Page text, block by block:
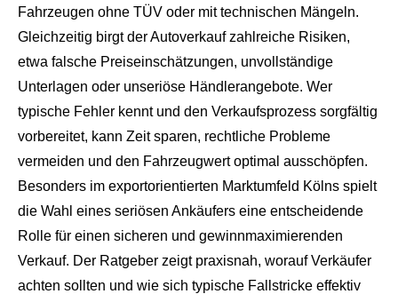
Fahrzeugen ohne TÜV oder mit technischen Mängeln.
Gleichzeitig birgt der Autoverkauf zahlreiche Risiken,
etwa falsche Preiseinschätzungen, unvollständige
Unterlagen oder unseriöse Händlerangebote. Wer
typische Fehler kennt und den Verkaufsprozess sorgfältig
vorbereitet, kann Zeit sparen, rechtliche Probleme
vermeiden und den Fahrzeugwert optimal ausschöpfen.
Besonders im exportorientierten Marktumfeld Kölns spielt
die Wahl eines seriösen Ankäufers eine entscheidende
Rolle für einen sicheren und gewinnmaximierenden
Verkauf. Der Ratgeber zeigt praxisnah, worauf Verkäufer
achten sollten und wie sich typische Fallstricke effektiv